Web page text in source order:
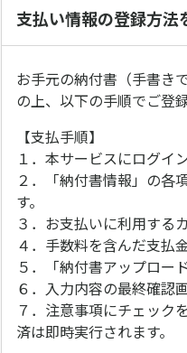
支払い情報の登録方法
お手元の納付書（手書き
の上、以下の手順でご登
【支払手順】
１．本サービスにログイ
２．「納付書情報」の各
す。
３．お支払いに利用する
４．手数料を含んだ支払
５．「納付書アップロー
６．入力内容の最終確認
７．注意事項にチェック
済は即時実行されます。